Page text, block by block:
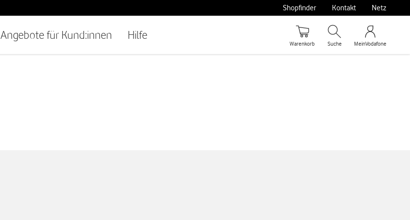
Angebote für Kund:innen Hilfe
Shopfinder Kontakt Netz
Warenkorb Suche MeinVodafone